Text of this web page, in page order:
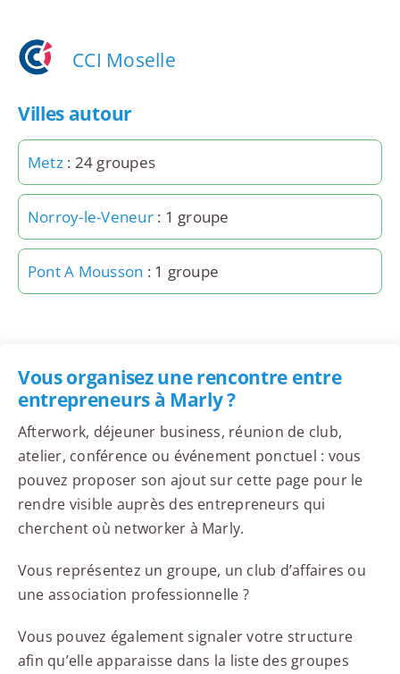
CCI Moselle
Villes autour
Metz: 24 groupes
Norroy-le-Veneur: 1 groupe
Pont A Mousson : 1 groupe
Vous organisez une rencontre entre
entrepreneurs à Marly ?
Afterwork, déjeuner business, réunion de club,
atelier, conférence ou événement ponctuel : vous
pouvez proposer son ajout sur cette page pour le
rendre visible auprès des entrepreneurs qui
cherchent où networker à Marly.
Vous représentez un groupe, un club d’affaires ou
une association professionnelle ?
Vous pouvez également signaler votre structure
afin qu’elle apparaisse dans la liste des groupes